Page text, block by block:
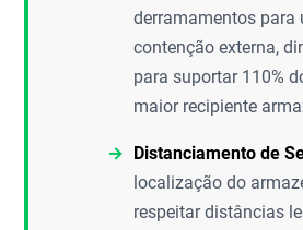
derramamentos para
contenção externa,
para suportar 110%
maior recipiente
Distanciamento de
localização do
respeitar distâncias